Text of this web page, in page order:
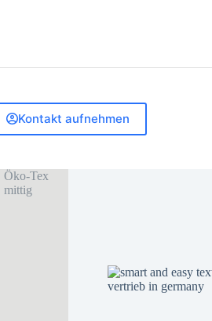
Kontakt aufnehmen